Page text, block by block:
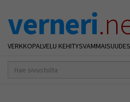
verneri
VERKKOPALVELU
hakusana(t)